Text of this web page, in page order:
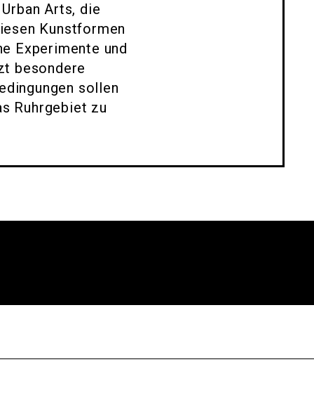
Arts, die
Kunstformen
Experimente und
besondere
sollen
Ruhrgebiet zu